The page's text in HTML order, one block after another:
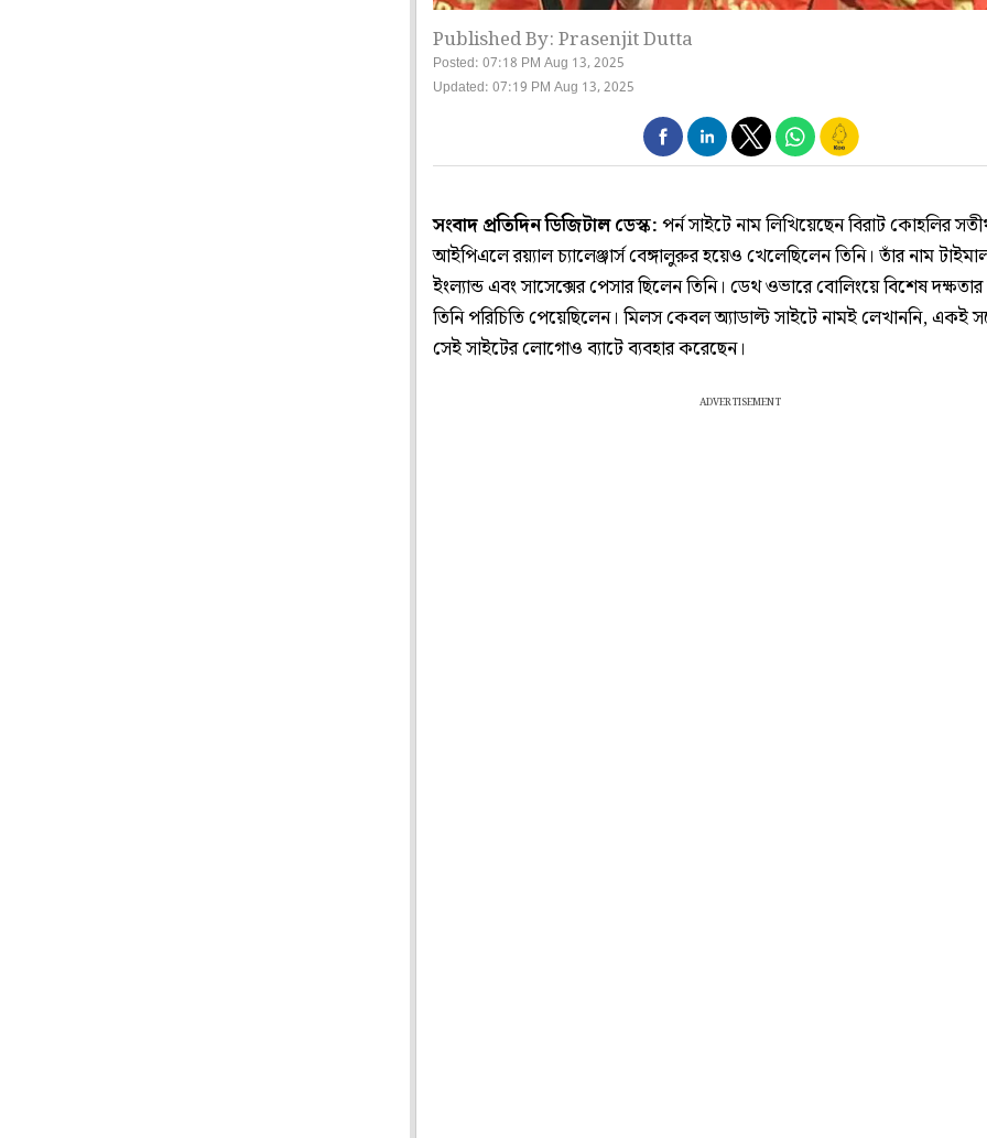
Published By: Prasenjit Dutta
Posted: 07:18 PM Aug 13, 2025
Updated: 07:19 PM Aug 13, 2025
সংবাদ প্রতিদিন ডিজিটাল ডেস্ক:পর্ন সাইটে নাম লিখিয়েছেন বিরাট কোহলির
আইপিএলে রয়্যাল চ্যালেঞ্জার্স বেঙ্গালুরুর হয়েও খেলেছিলেন তিনি। তাঁর নাম
ইংল্যান্ড এবং সাসেক্সের পেসার ছিলেন তিনি। ডেথ ওভারে বোলিংয়ে বিশেষ
তিনি পরিচিতি পেয়েছিলেন। মিলস কেবল অ্যাডাল্ট সাইটে নামই লেখাননি, একই
সেই সাইটের লোগোও ব্যাটে ব্যবহার করেছেন।
ADVERTISEMENT